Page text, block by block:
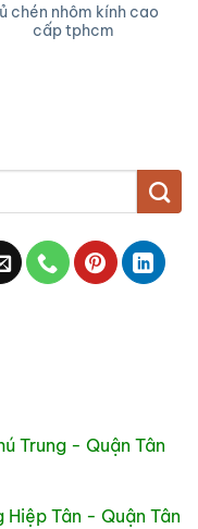
chén nhôm kính cao
cấp tphcm
Trung - Quận Tân
Tân - Quận Tân